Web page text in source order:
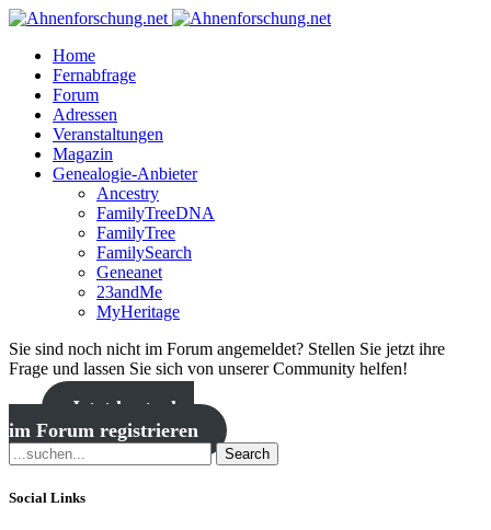
Home
Fernabfrage
Forum
Adressen
Veranstaltungen
Magazin
Genealogie-Anbieter
Ancestry
FamilyTreeDNA
FamilyTree
FamilySearch
Geneanet
23andMe
MyHeritage
Sie sind noch nicht im Forum angemeldet? Stellen Sie jetzt ihre
Frage und lassen Sie sich von unserer Community helfen!
Jetzt kostenlos
im Forum registrieren
Search
Social Links